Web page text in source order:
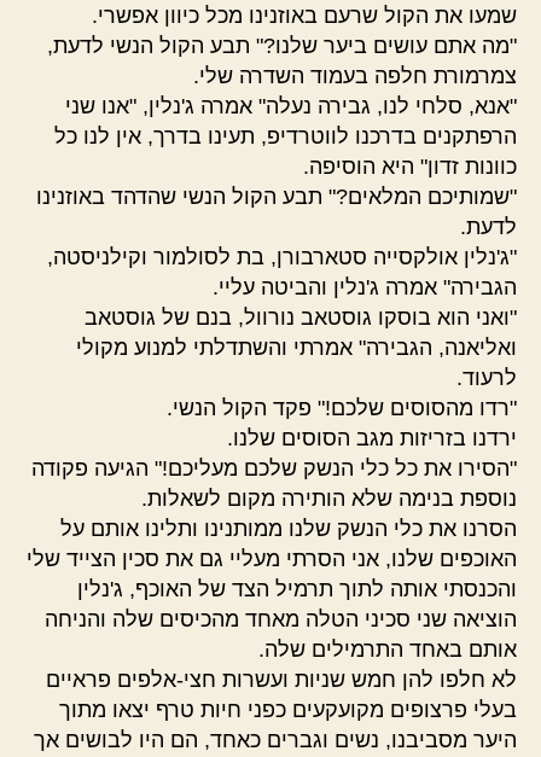
שמעו את הקול שרעם באוזנינו מכל כיוון אפשרי.
"מה אתם עושים ביער שלנו?" תבע הקול הנשי לדעת,
צמרמורת חלפה בעמוד השדרה שלי.
"אנא, סלחי לנו, גבירה נעלה" אמרה ג'נלין, "אנו שני
הרפתקנים בדרכנו לווטרדיפ, תעינו בדרך, אין לנו כל
כוונות זדון" היא הוסיפה.
"שמותיכם המלאים?" תבע הקול הנשי שהדהד באוזנינו
לדעת.
"ג'נלין אולקסייה סטארבורן, בת לסולמור וקילניסטה,
הגבירה" אמרה ג'נלין והביטה עליי.
"ואני הוא בוסקו גוסטאב נורוול, בנם של גוסטאב
ואליאנה, הגבירה" אמרתי והשתדלתי למנוע מקולי
לרעוד.
"רדו מהסוסים שלכם!" פקד הקול הנשי.
ירדנו בזריזות מגב הסוסים שלנו.
"הסירו את כל כלי הנשק שלכם מעליכם!" הגיעה פקודה
נוספת בנימה שלא הותירה מקום לשאלות.
הסרנו את כלי הנשק שלנו ממותנינו ותלינו אותם על
האוכפים שלנו, אני הסרתי מעליי גם את סכין הצייד שלי
והכנסתי אותה לתוך תרמיל הצד של האוכף, ג'נלין
הוציאה שני סכיני הטלה מאחד מהכיסים שלה והניחה
אותם באחד התרמילים שלה.
לא חלפו להן חמש שניות ועשרות חצי-אלפים פראיים
בעלי פרצופים מקועקעים כפני חיות טרף יצאו מתוך
היער מסביבנו, נשים וגברים כאחד, הם היו לבושים אך